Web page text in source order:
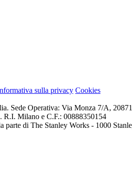
sulla privacy Cookies
Sede Operativa: Via Monza 7/A,
R.I. Milano e C.F.: 00888350154
parte di The Stanley Works - 1000